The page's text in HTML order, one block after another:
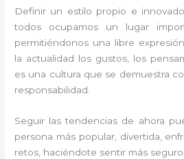
Definir un estilo propio e
todos ocupamos un lugar
permitiéndonos una libre
la actualidad los gustos, los
es una cultura que se demuestra
responsabilidad.
Seguir las tendencias de ahora
persona más popular, divertida,
retos, haciéndote sentir más